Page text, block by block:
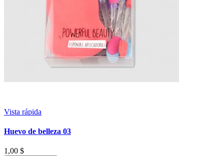
Vista rápida
Huevo de belleza 03
1,00 $